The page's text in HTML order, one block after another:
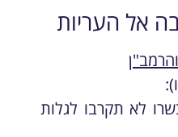
לא תקרבו לגלות